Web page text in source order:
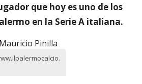
que hoy es uno de los
en la Serie A italiana.